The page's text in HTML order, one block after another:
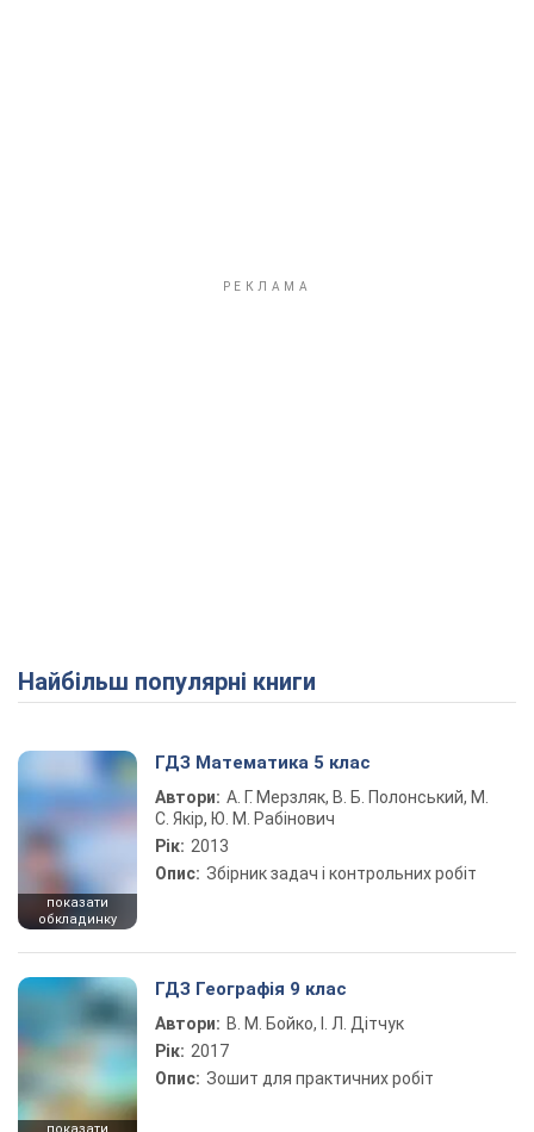
Найбільш популярні книги
показати
обкладинку
ГДЗ Математика 5 клас
Автори: А. Г. Мерзляк, В. Б. Полонський, М.
С. Якір, Ю. М. Рабінович
Рік: 2013
Опис: Збірник задач і контрольних робіт
ГДЗ Географія 9 клас
Автори: В. М. Бойко, І. Л. Дітчук
Рік: 2017
Опис: Зошит для практичних робіт